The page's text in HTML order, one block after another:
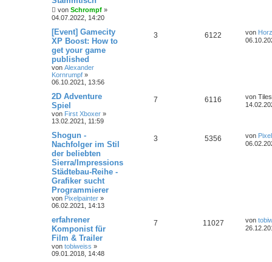
von Schrompf »
04.07.2022, 14:20
[Event] Gamecity
XP Boost: How to
get your game
published
von Alexander
Kornrumpf »
06.10.2021, 13:56
3 6122 von Horz
2D Adventure
Spiel
von First Xboxer »
13.02.2021, 11:59
7 6116 von Tiles
Shogun -
Nachfolger im Stil
der beliebten
Sierra/Impressions
Städtebau-Reihe -
Grafiker sucht
Programmierer
von Pixelpainter »
06.02.2021, 14:13
3 5356 von
erfahrener
Komponist für
Film & Trailer
von tobiweiss »
09.01.2018, 14:48
7 11027 von